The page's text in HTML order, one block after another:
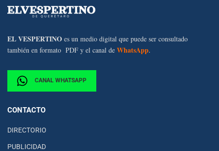
EL VESPERTINO es un medio digital que puede ser consultado
también en formato PDF y el canal de WhatsApp.
CANAL WHATSAPP
CONTACTO
DIRECTORIO
PUBLICIDAD